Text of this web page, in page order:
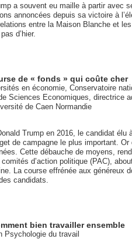
a souvent eu maille à partir avec
annoncées depuis sa victoire à
entre la Maison Blanche et
d’hier.
de « fonds » qui coûte cher
en économie, Conservatoire
Sciences Economiques, directrice
de Caen Normandie
Trump en 2016, le candidat élu
de campagne le plus important. Or
Cette débauche de moyens,
d’action politique (PAC),
La course effrénée aux généreux
candidats.
bien travailler ensemble
Psychologie du travail